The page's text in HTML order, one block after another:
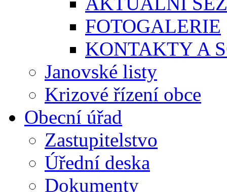
FOTOGALERIE
KONTAKTY A
Janovské listy
Krizové řízení obce
Obecní úřad
Zastupitelstvo
Úřední deska
Dokumenty